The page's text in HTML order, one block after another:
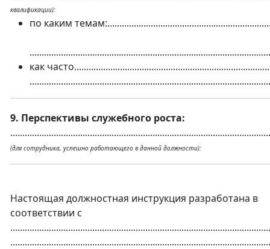
квалификации):
по каким
как
9. Перспективы служебного роста:
(для сотрудника, успешно работающего в данной должности):
Настоящая должностная инструкция разработана в
соответствии с